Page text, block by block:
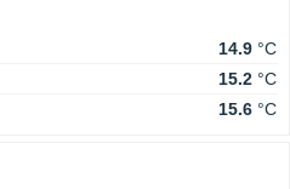
14.9 °C
15.2 °C
15.6 °C